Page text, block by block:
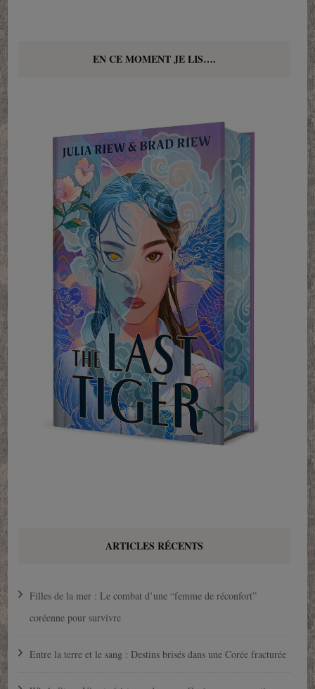
EN CE MOMENT JE LIS….
ARTICLES RÉCENTS
Filles de la mer : Le combat d’une “femme de réconfort”
coréenne pour survivre
Entre la terre et le sang : Destins brisés dans une Corée fracturée